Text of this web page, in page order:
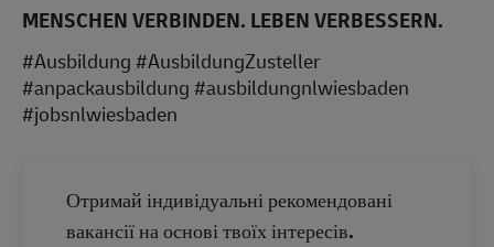
MENSCHEN VERBINDEN. LEBEN VERBESSERN.
#Ausbildung #AusbildungZusteller
#anpackausbildung #ausbildungnlwiesbaden
#jobsnlwiesbaden
Отримай індивідуальні рекомендовані
вакансії на основі твоїх інтересів.